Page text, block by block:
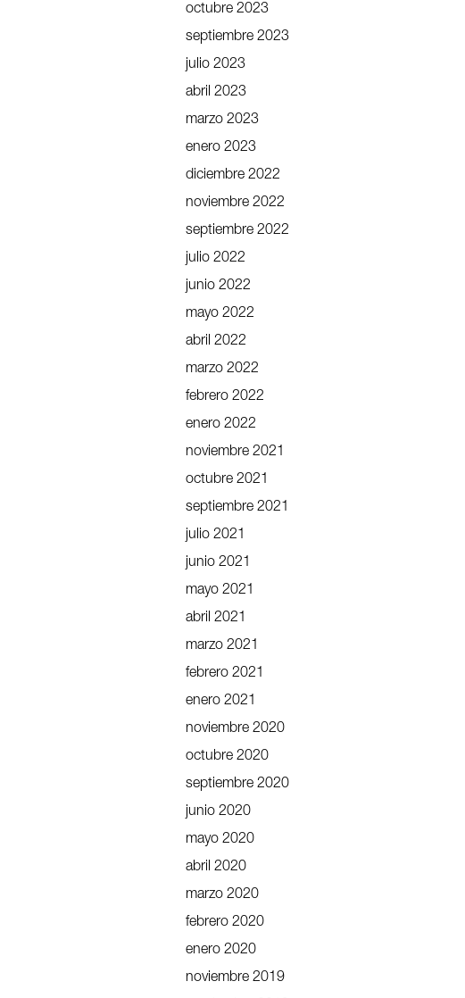
octubre 2023
septiembre 2023
julio 2023
abril 2023
marzo 2023
enero 2023
diciembre 2022
noviembre 2022
septiembre 2022
julio 2022
junio 2022
mayo 2022
abril 2022
marzo 2022
febrero 2022
enero 2022
noviembre 2021
octubre 2021
septiembre 2021
julio 2021
junio 2021
mayo 2021
abril 2021
marzo 2021
febrero 2021
enero 2021
noviembre 2020
octubre 2020
septiembre 2020
junio 2020
mayo 2020
abril 2020
marzo 2020
febrero 2020
enero 2020
noviembre 2019